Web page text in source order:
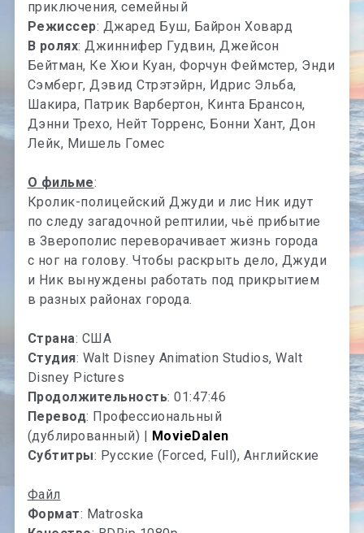
приключения, семейный
Режиссер: Джаред Буш, Байрон Ховард
В ролях: Джиннифер Гудвин, Джейсон
Бейтман, Ке Хюи Куан, Форчун Феймстер, Энди
Сэмберг, Дэвид Стрэтэйрн, Идрис Эльба,
Шакира, Патрик Варбертон, Кинта Брансон,
Дэнни Трехо, Нейт Торренс, Бонни Хант, Дон
Лейк, Мишель Гомес
О фильме:
Кролик-полицейский Джуди и лис Ник идут
по следу загадочной рептилии, чьё прибытие
в Зверополис переворачивает жизнь города
с ног на голову. Чтобы раскрыть дело, Джуди
и Ник вынуждены работать под прикрытием
в разных районах города.
Страна: США
Студия: Walt Disney Animation Studios, Walt
Disney Pictures
Продолжительность: 01:47:46
Перевод: Профессиональный
(дублированный) | MovieDalen
Субтитры: Русские (Forced, Full), Английские
Файл
Формат: Matroska